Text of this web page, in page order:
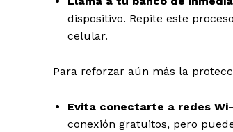
dispositivo. Repite este
celular.
Para reforzar aún más la
Evita conectarte a redes
conexión gratuitos, pero